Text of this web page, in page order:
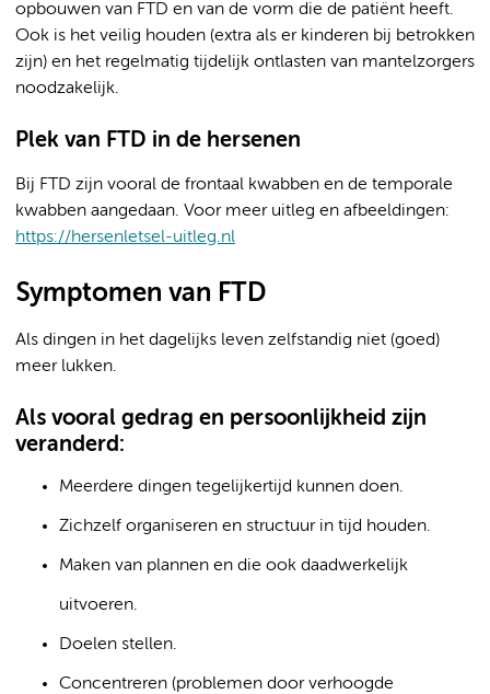
opbouwen van FTD en van de vorm die de patiënt heeft.
Ook is het veilig houden (extra als er kinderen bij betrokken
zijn) en het regelmatig tijdelijk ontlasten van mantelzorgers
noodzakelijk.
Plek van FTD in de hersenen
Bij FTD zijn vooral de frontaal kwabben en de temporale
kwabben aangedaan. Voor meer uitleg en afbeeldingen:
https://hersenletsel-uitleg.nl
Symptomen van FTD
Als dingen in het dagelijks leven zelfstandig niet (goed)
meer lukken.
Als vooral gedrag en persoonlijkheid zijn
veranderd:
Meerdere dingen tegelijkertijd kunnen doen.
Zichzelf organiseren en structuur in tijd houden.
Maken van plannen en die ook daadwerkelijk
uitvoeren.
Doelen stellen.
Concentreren (problemen door verhoogde